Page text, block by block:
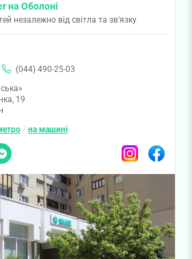
на Оболоні
незалежно від світла та зв'язку
(044) 490-25-03
19
/ на машині
InstagramFacebook